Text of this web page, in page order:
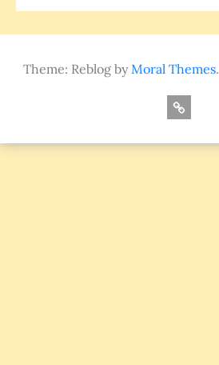
Theme: Reblog byMoral Themes.